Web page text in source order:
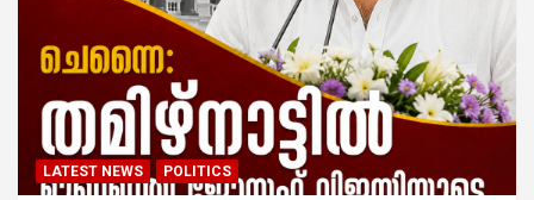
LATEST NEWS POLITICS